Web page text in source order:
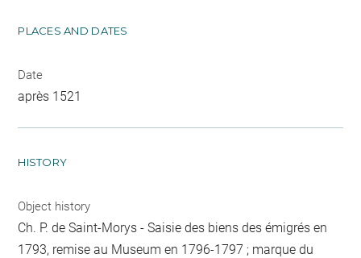
PLACES AND DATES
Date
après 1521
HISTORY
Object history
Ch. P. de Saint-Morys - Saisie des biens des émigrés en
1793, remise au Museum en 1796-1797 ; marque du